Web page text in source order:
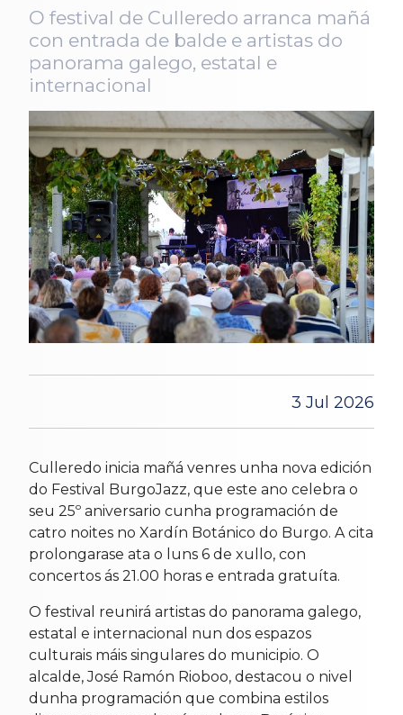
O festival de Culleredo arranca mañá
con entrada de balde e artistas do
panorama galego, estatal e
internacional
3 Jul 2026
Culleredo inicia mañá venres unha nova edición
do Festival BurgoJazz, que este ano celebra o
seu 25º aniversario cunha programación de
catro noites no Xardín Botánico do Burgo. A cita
prolongarase ata o luns 6 de xullo, con
concertos ás 21.00 horas e entrada gratuíta.
O festival reunirá artistas do panorama galego,
estatal e internacional nun dos espazos
culturais máis singulares do municipio. O
alcalde, José Ramón Rioboo, destacou o nivel
dunha programación que combina estilos